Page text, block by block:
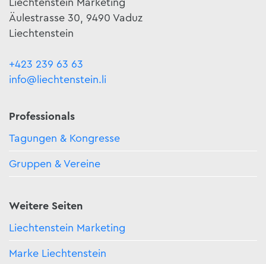
Liechtenstein Marketing
Äulestrasse 30, 9490 Vaduz
Liechtenstein
+423 239 63 63
info@liechtenstein.li
Professionals
Tagungen & Kongresse
Gruppen & Vereine
Weitere Seiten
Liechtenstein Marketing
Marke Liechtenstein